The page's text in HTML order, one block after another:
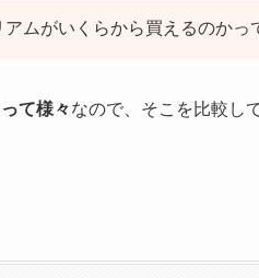
ムがいくらから買えるのかっ
て様々なので、そこを比較し